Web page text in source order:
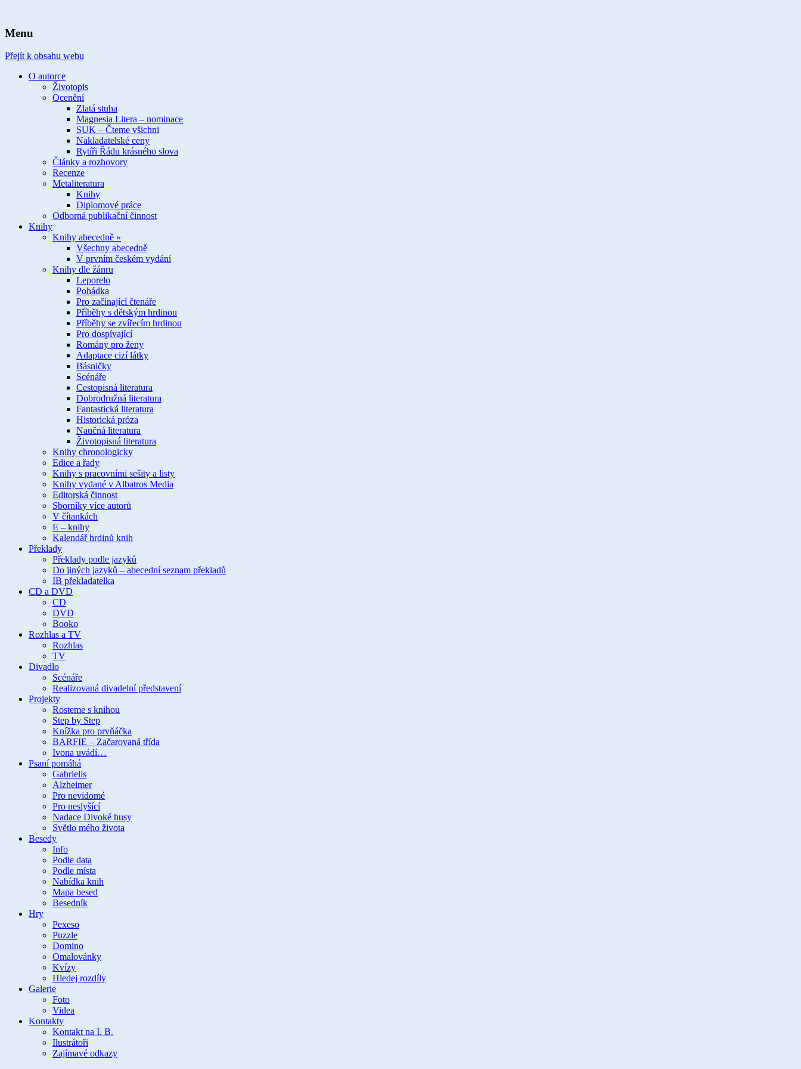
Ivona Březinová
Menu
Přejít k obsahu webu
O autorce
Životopis
Ocenění
Zlatá stuha
Magnesia Litera – nominace
SUK – Čteme všichni
Nakladatelské ceny
Rytíři Řádu krásného slova
Články a rozhovory
Recenze
Metaliteratura
Knihy
Diplomové práce
Odborná publikační činnost
Knihy
Knihy abecedně »
Všechny abecedně
V prvním českém vydání
Knihy dle žánru
Leporelo
Pohádka
Pro začínající čtenáře
Příběhy s dětským hrdinou
Příběhy se zvířecím hrdinou
Pro dospívající
Romány pro ženy
Adaptace cizí látky
Básničky
Scénáře
Cestopisná literatura
Dobrodružná literatura
Fantastická literatura
Historická próza
Naučná literatura
Životopisná literatura
Knihy chronologicky
Edice a řady
Knihy s pracovními sešity a listy
Knihy vydané v Albatros Media
Editorská činnost
Sborníky více autorů
V čítankách
E – knihy
Kalendář hrdinů knih
Překlady
Překlady podle jazyků
Do jiných jazyků – abecední seznam překladů
IB překladatelka
CD a DVD
CD
DVD
Booko
Rozhlas a TV
Rozhlas
TV
Divadlo
Scénáře
Realizovaná divadelní představení
Projekty
Rosteme s knihou
Step by Step
Knížka pro prvňáčka
BARFIE – Začarovaná třída
Ivona uvádí…
Psaní pomáhá
Gabrielis
Alzheimer
Pro nevidomé
Pro neslyšící
Nadace Divoké husy
Světlo mého života
Besedy
Info
Podle data
Podle místa
Nabídka knih
Mapa besed
Besedník
Hry
Pexeso
Puzzle
Domino
Omalovánky
Kvízy
Hledej rozdíly
Galerie
Foto
Videa
Kontakty
Kontakt na I. B.
Ilustrátoři
Zajímavé odkazy